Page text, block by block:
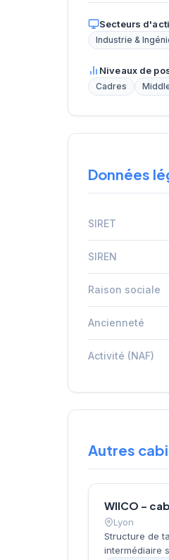
Secteurs
Industrie &
Niveaux de
Cadres
Données
SIRET
SIREN
Raison sociale
Ancienneté
Activité (NAF)
Autres
Lyon
Structure de
intermédiaire